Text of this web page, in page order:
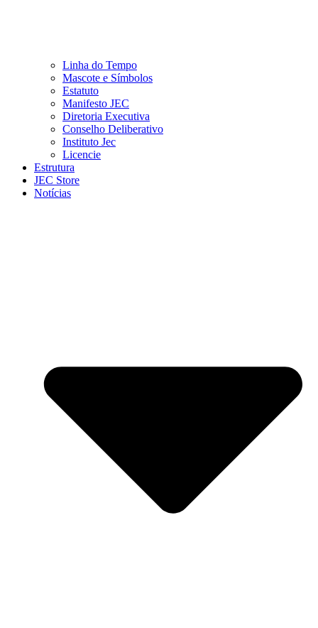
Linha do Tempo
Mascote e Símbolos
Estatuto
Manifesto JEC
Diretoria Executiva
Conselho Deliberativo
Instituto Jec
Licencie
Estrutura
JEC Store
Notícias